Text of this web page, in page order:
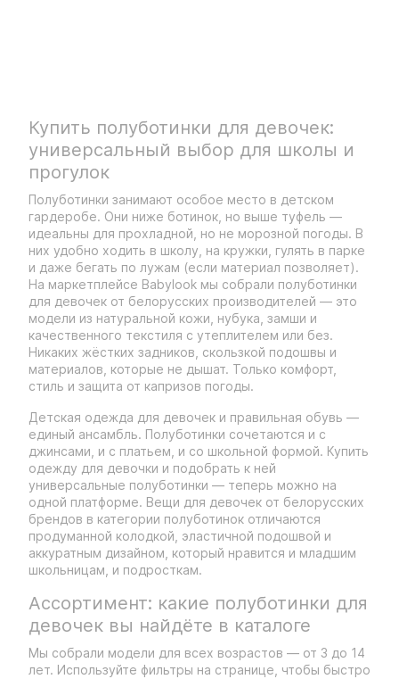
Купить полуботинки для девочек:
универсальный выбор для школы и
прогулок
Полуботинки занимают особое место в детском
гардеробе. Они ниже ботинок, но выше туфель —
идеальны для прохладной, но не морозной погоды. В
них удобно ходить в школу, на кружки, гулять в парке
и даже бегать по лужам (если материал позволяет).
На маркетплейсе Babylook мы собрали полуботинки
для девочек от белорусских производителей — это
модели из натуральной кожи, нубука, замши и
качественного текстиля с утеплителем или без.
Никаких жёстких задников, скользкой подошвы и
материалов, которые не дышат. Только комфорт,
стиль и защита от капризов погоды.
Детская одежда для девочек и правильная обувь —
единый ансамбль. Полуботинки сочетаются и с
джинсами, и с платьем, и со школьной формой. Купить
одежду для девочки и подобрать к ней
универсальные полуботинки — теперь можно на
одной платформе. Вещи для девочек от белорусских
брендов в категории полуботинок отличаются
продуманной колодкой, эластичной подошвой и
аккуратным дизайном, который нравится и младшим
школьницам, и подросткам.
Ассортимент: какие полуботинки для
девочек вы найдёте в каталоге
Мы собрали модели для всех возрастов — от 3 до 14
лет. Используйте фильтры на странице, чтобы быстро